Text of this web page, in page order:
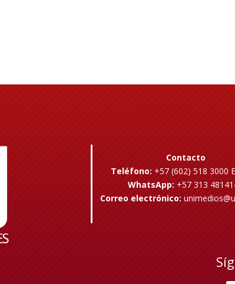
Contacto
Teléfono: +57 (602) 518 3000
WhatsApp: +57 313
Correo electrónico: